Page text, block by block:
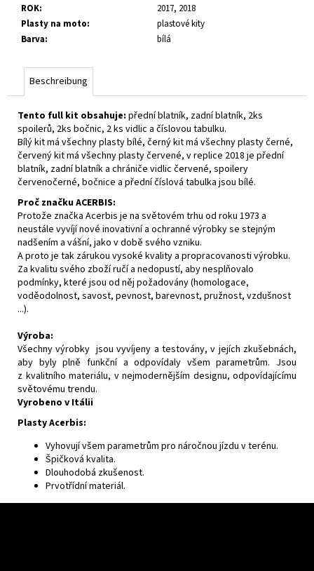
ROK:
2017, 2018
Plasty na moto:
plastové kity
Barva: bílá
Beschreibung
Tento full kit obsahuje: přední blatník, zadní blatník, 2ks
spoilerů, 2ks bočnic, 2 ks vidlic a číslovou tabulku.
Bílý kit má všechny plasty bílé, černý kit má všechny plasty černé,
červený kit má všechny plasty červené, v replice 2018 je přední
blatník, zadní blatník a chrániče vidlic červené, spoilery
červenočerné, bočnice a přední číslová tabulka jsou bílé.
Proč značku ACERBIS:
Protože značka Acerbis je na světovém trhu od roku 1973 a
neustále vyvíjí nové inovativní a ochranné výrobky se stejným
nadšením a vášní, jako v době svého vzniku.
A proto je tak zárukou vysoké kvality a propracovanosti výrobku.
Za kvalitu svého zboží ručí a nedopustí, aby nesplňovalo
podmínky, které jsou od něj požadovány (homologace,
voděodolnost, savost, pevnost, barevnost, pružnost, vzdušnost
...).
Výroba:
Všechny výrobky jsou vyvíjeny a testovány, v jejích zkušebnách,
aby byly plně funkční a odpovídaly všem parametrům. Jsou
z kvalitního materiálu, v nejmodernějším designu, odpovídajícímu
světovému trendu.
Vyrobeno v Itálii
Plasty Acerbis:
Vyhovují všem parametrům pro náročnou jízdu v terénu.
Špičková kvalita.
Dlouhodobá zkušenost.
Prvotřídní materiál.